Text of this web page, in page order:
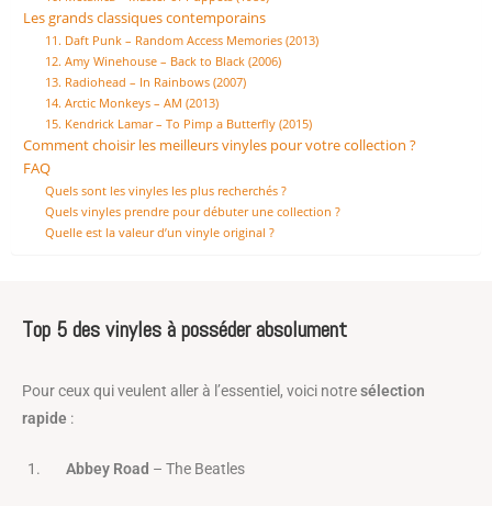
Les grands classiques contemporains
11. Daft Punk – Random Access Memories (2013)
12. Amy Winehouse – Back to Black (2006)
13. Radiohead – In Rainbows (2007)
14. Arctic Monkeys – AM (2013)
15. Kendrick Lamar – To Pimp a Butterfly (2015)
Comment choisir les meilleurs vinyles pour votre collection ?
FAQ
Quels sont les vinyles les plus recherchés ?
Quels vinyles prendre pour débuter une collection ?
Quelle est la valeur d’un vinyle original ?
Top 5 des vinyles à posséder absolument
Pour ceux qui veulent aller à l’essentiel, voici notresélection
rapide :
Abbey Road – The Beatles